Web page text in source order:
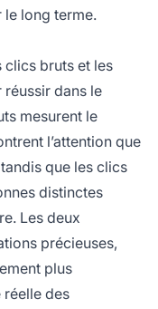
le long terme.
clics bruts et les
dans le
mesurent le
l’attention que
que les clics
distinctes
Les deux
précieuses,
plus
réelle des